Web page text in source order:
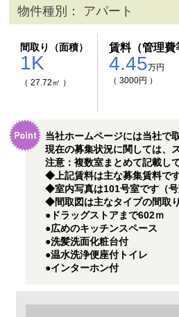
物件種別： アパート
間取り（面積）
1K
（ 27.72㎡ ）
賃料（管理費
4.45万円
（ 3000円 ）
当社ホームページには当社で
現在の募集状況に関しては、
注意：複数室まとめて記載し
◆上記賃料は主な募集賃料で
◆室内写真は101号室です（号
◆間取図は主なタイプの間取
●ドラッグストアまで602ｍ
●広めのキッチンスペース
●洗髪洗面化粧台付
●温水洗浄便座付トイレ
●インターホン付